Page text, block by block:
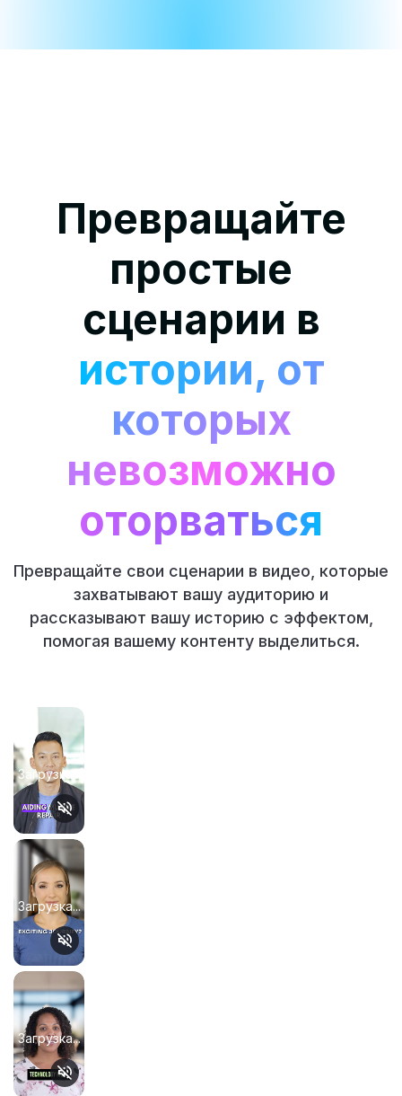
Превращайте
простые
сценарии в
истории, от
которых
невозможно
оторваться
Превращайте свои сценарии в видео, которые
захватывают вашу аудиторию и
рассказывают вашу историю с эффектом,
помогая вашему контенту выделиться.
Загрузка...
Загрузка...
Загрузка...